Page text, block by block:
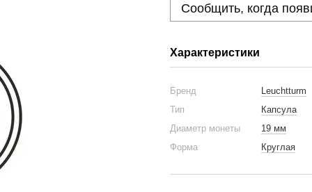
Сообщить, когда
Характеристики
Бренд
Leuchtturm
Тип
Капсула
Диаметр монеты
19 мм
Форма
Круглая